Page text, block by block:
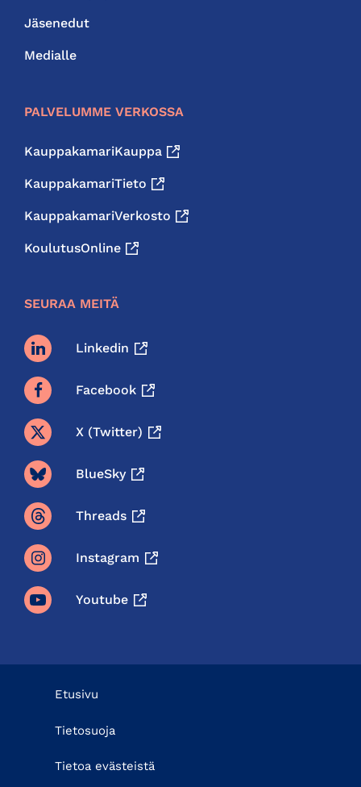
Jäsenedut
Medialle
PALVELUMME VERKOSSA
KauppakamariKauppa
KauppakamariTieto
KauppakamariVerkosto
KoulutusOnline
SEURAA MEITÄ
Linkedin
Facebook
X (twitter)
BlueSky
Threads
Instagram
Youtube
Etusivu
Tietosuoja
Tietoa evästeistä